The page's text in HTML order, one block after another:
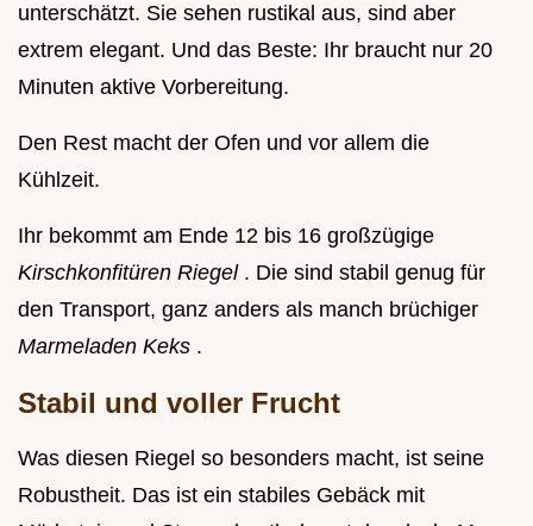
unterschätzt. Sie sehen rustikal aus, sind aber
extrem elegant. Und das Beste: Ihr braucht nur 20
Minuten aktive Vorbereitung.
Den Rest macht der Ofen und vor allem die
Kühlzeit.
Ihr bekommt am Ende 12 bis 16 großzügige
Kirschkonfitüren Riegel . Die sind stabil genug für
den Transport, ganz anders als manch brüchiger
Marmeladen Keks .
Stabil und voller Frucht
Was diesen Riegel so besonders macht, ist seine
Robustheit. Das ist ein stabiles Gebäck mit